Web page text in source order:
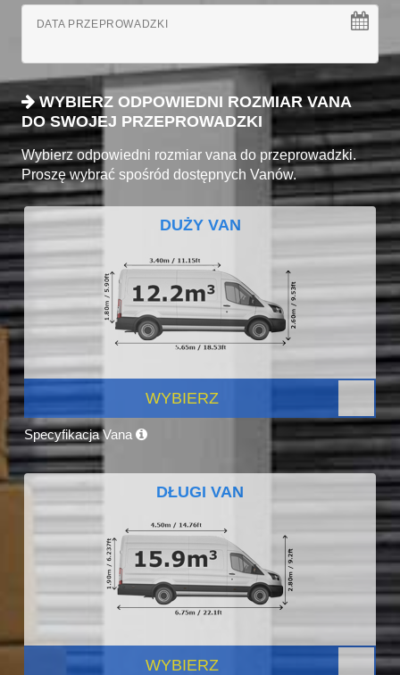
DATA PRZEPROWADZKI
WYBIERZ ODPOWIEDNI ROZMIAR VANA
DO SWOJEJ PRZEPROWADZKI
Wybierz odpowiedni rozmiar vana do przeprowadzki.
Proszę wybrać spośród dostępnych Vanów.
DUŻY VAN
WYBIERZ
Specyfikacja Vana
DŁUGI VAN
WYBIERZ